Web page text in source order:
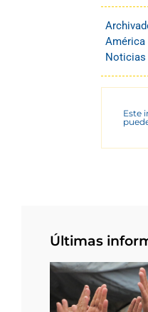
América
Noticias
Este
Últimas